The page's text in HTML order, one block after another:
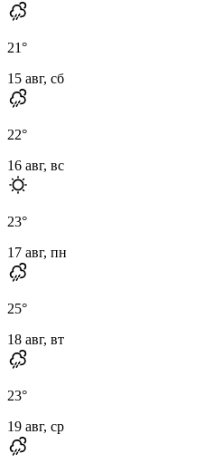
21°
15 авг, сб
22°
16 авг, вс
23°
17 авг, пн
25°
18 авг, вт
23°
19 авг, ср